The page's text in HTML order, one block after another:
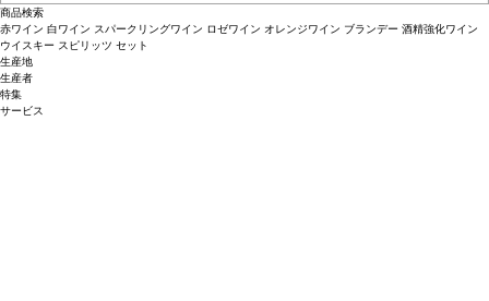
商品検索
赤ワイン 白ワイン スパークリングワイン ロゼワイン オレンジワイン ブランデー 酒精強化ワイン
ウイスキー スピリッツ セット
生産地
生産者
特集
サービス